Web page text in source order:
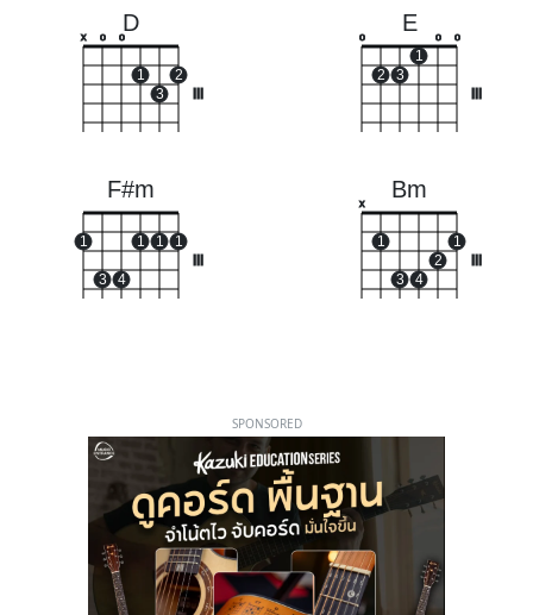
D
x o o
1
3
2
E
o
2 3
1
o o
F#m
1
3 4
1 1 1
Bm
x
1
3 4
2
1
SPONSORED